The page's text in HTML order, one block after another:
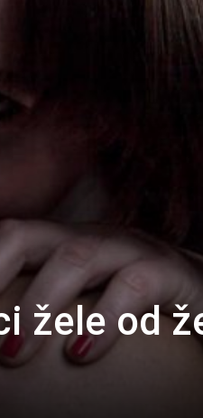
žele od